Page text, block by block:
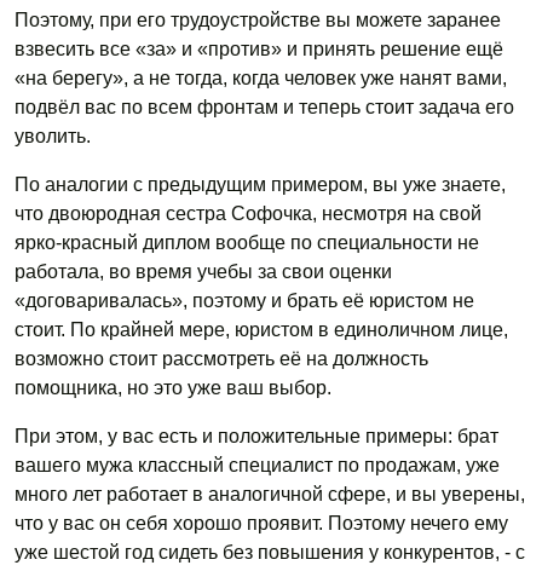
Поэтому, при его трудоустройстве вы можете заранее
взвесить все «за» и «против» и принять решение ещё
«на берегу», а не тогда, когда человек уже нанят вами,
подвёл вас по всем фронтам и теперь стоит задача его
уволить.
По аналогии с предыдущим примером, вы уже знаете,
что двоюродная сестра Софочка, несмотря на свой
ярко-красный диплом вообще по специальности не
работала, во время учебы за свои оценки
«договаривалась», поэтому и брать её юристом не
стоит. По крайней мере, юристом в единоличном лице,
возможно стоит рассмотреть её на должность
помощника, но это уже ваш выбор.
При этом, у вас есть и положительные примеры: брат
вашего мужа классный специалист по продажам, уже
много лет работает в аналогичной сфере, и вы уверены,
что у вас он себя хорошо проявит. Поэтому нечего ему
уже шестой год сидеть без повышения у конкурентов, - с